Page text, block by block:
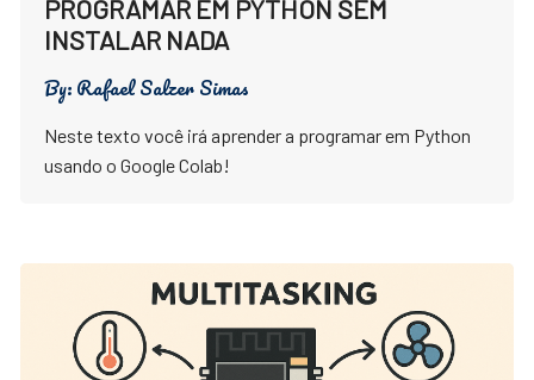
PROGRAMAR EM PYTHON SEM
INSTALAR NADA
By:Rafael Salzer Simas
Neste texto você irá aprender a programar em Python
usando o Google Colab!